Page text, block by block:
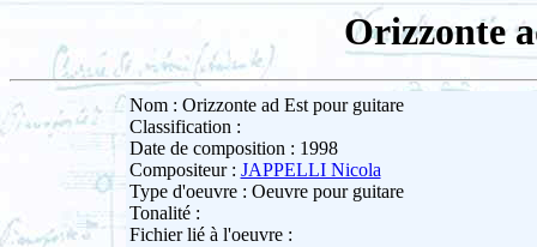
Orizzonte
Nom : Orizzonte ad Est pour guitare
Classification :
Date de composition : 1998
Compositeur : JAPPELLI Nicola
Type d'oeuvre : Oeuvre pour guitare
Tonalité :
Fichier lié à l'oeuvre :